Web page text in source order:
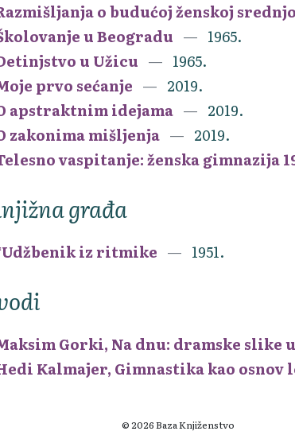
o budućoj ženskoj
u Beogradu
1965.
u Užicu
1965.
prvo sećanje
2019.
apstraktnim idejama
2019.
zakonima mišljenja
2019.
vaspitanje: ženska gimnazija
građa
iz ritmike 1951.
Gorki, Na dnu: dramske slike
Kalmajer, Gimnastika kao osnov
© 2026 Baza Knjiženstvo